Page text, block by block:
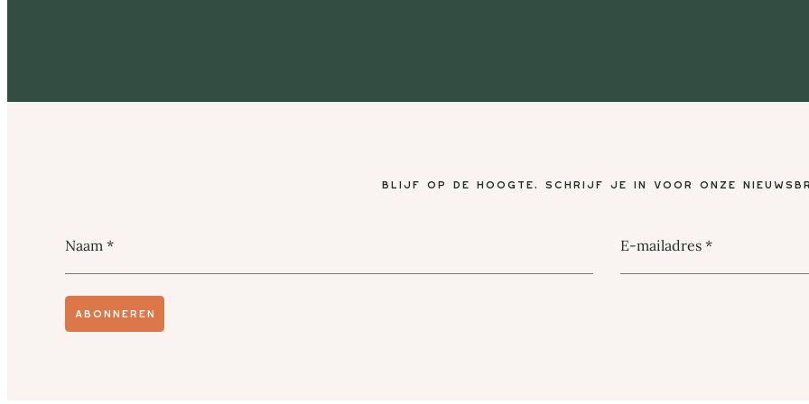
Blijf op de hoogte, schrijf je in voor onze
Naam * E-mailadres *
Abonneren